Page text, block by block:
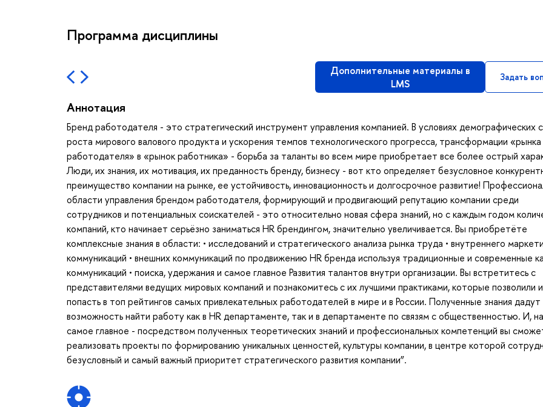
Программа дисциплины
Дополнительные материалы в
LMS
Задать
Аннотация
Бренд работодателя - это стратегический инструмент управления компанией. В условиях демографических
роста мирового валового продукта и ускорения темпов технологического прогресса, трансформации «рынка
работодателя» в «рынок работника» - борьба за таланты во всем мире приобретает все более острый
Люди, их знания, их мотивация, их преданность бренду, бизнесу - вот кто определяет безусловное
преимущество компании на рынке, ее устойчивость, инновационность и долгосрочное развитие!
области управления брендом работодателя, формирующий и продвигающий репутацию компании среди
сотрудников и потенциальных соискателей - это относительно новая сфера знаний, но с каждым годом
компаний, кто начинает серьёзно заниматься HR брендингом, значительно увеличивается. Вы приобретёте
комплексные знания в области: • исследований и стратегического анализа рынка труда • внутреннего
коммуникаций • внешних коммуникаций по продвижению HR бренда используя традиционные и современные
коммуникаций • поиска, удержания и самое главное Развития талантов внутри организации. Вы встретитесь с
представителями ведущих мировых компаний и познакомитесь с их лучшими практиками, которые позволили
попасть в топ рейтингов самых привлекательных работодателей в мире и в России. Полученные знания
возможность найти работу как в НR департаменте, так и в департаменте по связям с общественностью. И,
самое главное - посредством полученных теоретических знаний и профессиональных компетенций вы
реализовать проекты по формированию уникальных ценностей, культуры компании, в центре которой
безусловный и самый важный приоритет стратегического развития компании”.